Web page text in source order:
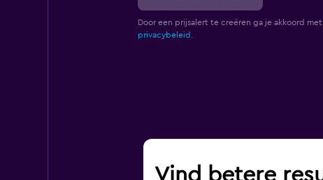
Door een prijsalert te creëren ga je akkoord met
privacybeleid.
Vind betere